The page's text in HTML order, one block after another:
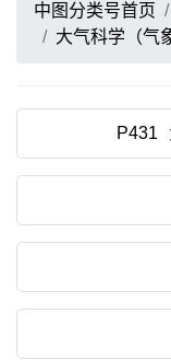
中图分类号首页
大气科学（气
P431